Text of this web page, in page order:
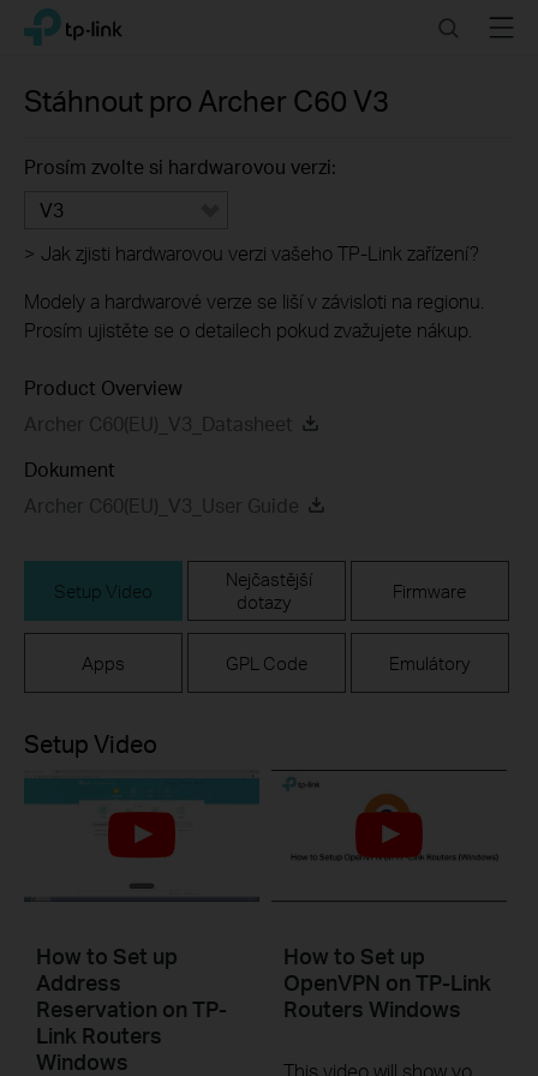
Click
navigation
TP-Link, Reliably Smart SearchMenu
Stáhnout pro Archer C60 V3
Prosím zvolte si hardwarovou verzi:
V3
> Jak zjisti hardwarovou verzi vašeho TP-Link zařízení?
Modely a hardwarové verze se liší v závisloti na regionu.
Prosím ujistěte se o detailech pokud zvažujete nákup.
Product Overview
Archer C60(EU)_V3_Datasheet
Dokument
Archer C60(EU)_V3_User Guide
Setup Video
Nejčastější
dotazy
Firmware
Apps GPL Code Emulátory
Setup Video
How to Set up
Address
Reservation on TP-
Link Routers
Windows
How to Set up
OpenVPN on TP-Link
Routers Windows
This video will show you how to set up OpenVPN on a TP-Link Wi-Fi router. For more information, visit www.tp-link.com/support.